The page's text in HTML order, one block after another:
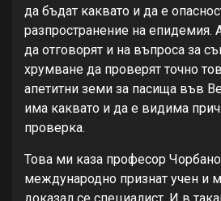
да бъдат каквато и да е
разпространение на епидемия.
да отговорят и на въпроса за
хрумване да проверят точно
апетитни земи за пасища във
има каквато и да е видима
проверка.
Това ми каза професор
международно признат учен и